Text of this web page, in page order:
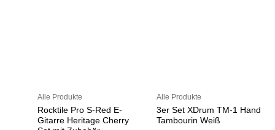
Alle Produkte
Rocktile Pro S-Red E-
Gitarre Heritage Cherry
Alle Produkte
3er Set XDrum TM-1 Hand
Tambourin Weiß